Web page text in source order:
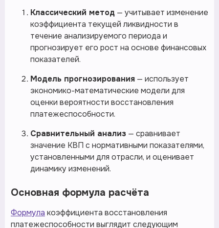
Классический метод — учитывает изменение
коэффициента текущей ликвидности в
течение анализируемого периода и
прогнозирует его рост на основе финансовых
показателей.
Модель прогнозирования — использует
экономико-математические модели для
оценки вероятности восстановления
платежеспособности.
Сравнительный анализ — сравнивает
значение КВП с нормативными показателями,
установленными для отрасли, и оценивает
динамику изменений.
Основная формула расчёта
Формула коэффициента восстановления
платежеспособности выглядит следующим